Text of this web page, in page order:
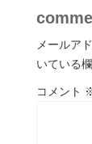
メールア
いている
コメント